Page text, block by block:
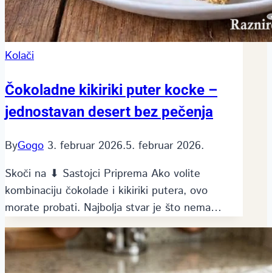
Kolači
Čokoladne kikiriki puter kocke –
jednostavan desert bez pečenja
ByGogo 3. februar 2026.5. februar 2026.
Skoči na ⬇ Sastojci Priprema Ako volite
kombinaciju čokolade i kikiriki putera, ovo
morate probati. Najbolja stvar je što nema…